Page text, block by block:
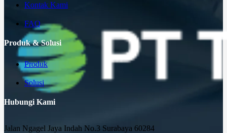
Kontak Kami
FAQ
Produk & Solusi
Produk
Solusi
Hubungi Kami
Jalan Ngagel Jaya Indah No.3 Surabaya 60284